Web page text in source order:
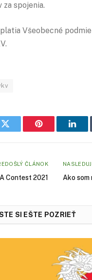
za spojenia.
Všeobecné
Twitter Pinterest
ČLÁNOK
Contest 2021 Ako som
SI EŠTE POZRIEŤ